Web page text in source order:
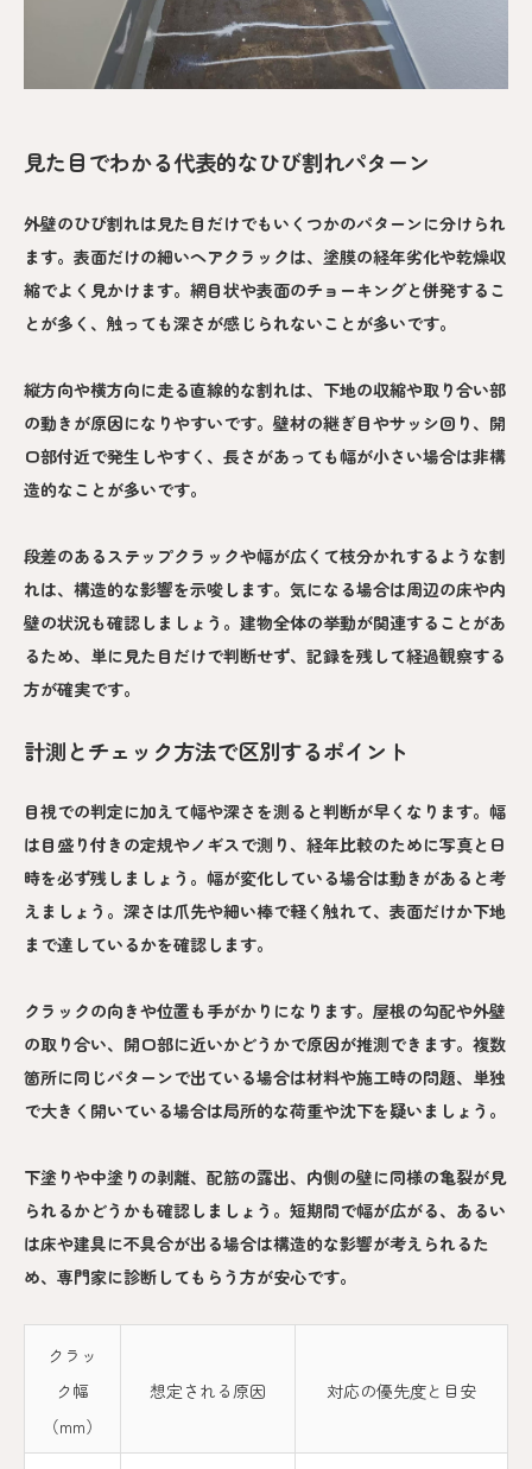
見た目でわかる代表的なひび割れパターン
外壁のひび割れは見た目だけでもいくつかのパターンに分けられ
ます。表面だけの細いヘアクラックは、塗膜の経年劣化や乾燥収
縮でよく見かけます。網目状や表面のチョーキングと併発するこ
とが多く、触っても深さが感じられないことが多いです。
縦方向や横方向に走る直線的な割れは、下地の収縮や取り合い部
の動きが原因になりやすいです。壁材の継ぎ目やサッシ回り、開
口部付近で発生しやすく、長さがあっても幅が小さい場合は非構
造的なことが多いです。
段差のあるステップクラックや幅が広くて枝分かれするような割
れは、構造的な影響を示唆します。気になる場合は周辺の床や内
壁の状況も確認しましょう。建物全体の挙動が関連することがあ
るため、単に見た目だけで判断せず、記録を残して経過観察する
方が確実です。
計測とチェック方法で区別するポイント
目視での判定に加えて幅や深さを測ると判断が早くなります。幅
は目盛り付きの定規やノギスで測り、経年比較のために写真と日
時を必ず残しましょう。幅が変化している場合は動きがあると考
えましょう。深さは爪先や細い棒で軽く触れて、表面だけか下地
まで達しているかを確認します。
クラックの向きや位置も手がかりになります。屋根の勾配や外壁
の取り合い、開口部に近いかどうかで原因が推測できます。複数
箇所に同じパターンで出ている場合は材料や施工時の問題、単独
で大きく開いている場合は局所的な荷重や沈下を疑いましょう。
下塗りや中塗りの剥離、配筋の露出、内側の壁に同様の亀裂が見
られるかどうかも確認しましょう。短期間で幅が広がる、あるい
は床や建具に不具合が出る場合は構造的な影響が考えられるた
め、専門家に診断してもらう方が安心です。
クラッ
ク幅
（mm）
想定される原因 対応の優先度と目安